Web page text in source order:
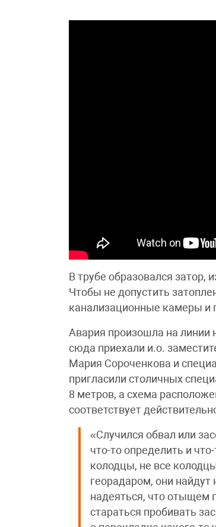
В трубе образовался затор,
Чтобы не допустить
канализационные камеры и
Авария произошла на линии
сюда приехали и.о.
Мария Сороченкова и
пригласили столичных
8 метров, а схема
соответствует
«Случился обвал или
что-то определить и
колодцы, не все
георадаром, они
надеяться, что отыщем
стараться пробивать